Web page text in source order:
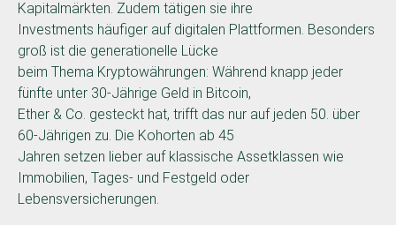
Kapitalmärkten. Zudem tätigen sie ihre
Investments häufiger auf digitalen Plattformen. Besonders
groß ist die generationelle Lücke
beim Thema Kryptowährungen: Während knapp jeder
fünfte unter 30-Jährige Geld in Bitcoin,
Ether & Co. gesteckt hat, trifft das nur auf jeden 50. über
60-Jährigen zu. Die Kohorten ab 45
Jahren setzen lieber auf klassische Assetklassen wie
Immobilien, Tages- und Festgeld oder
Lebensversicherungen.